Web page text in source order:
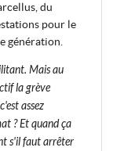
du
pour le
génération.
Mais au
la grève
assez
? Et quand ça
s'il faut arrêter